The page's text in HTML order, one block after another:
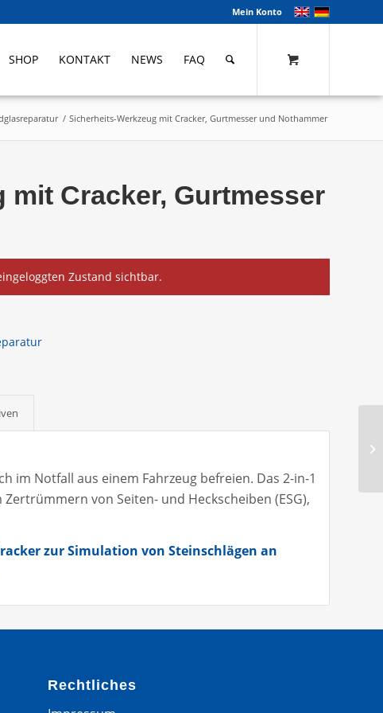
Mein Konto
SHOP KONTAKT NEWS FAQ
/ Sicherheits-Werkzeug mit Cracker, Gurtmesser und Nothammer
mit Cracker, Gurtmesser
Zustand sichtbar.
im Notfall aus einem Fahrzeug befreien. Das 2-in-1
von Seiten- und Heckscheiben (ESG),
zur Simulation von Steinschlägen an
Rechtliches